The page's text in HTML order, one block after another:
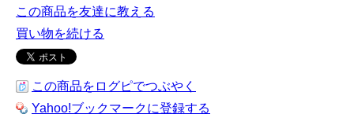
この商品を友達に教える
買い物を続ける
この商品をログピでつぶやく
Yahoo!ブックマークに登録する